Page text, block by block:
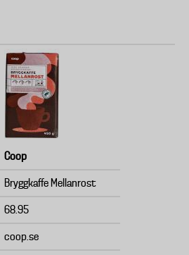
Coop
Bryggkaffe Mellanrost
68.95
coop.se